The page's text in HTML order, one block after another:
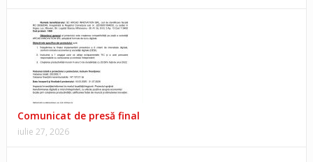
Comunicat de presă final
iulie 27, 2026